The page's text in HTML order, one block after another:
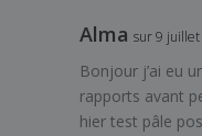
Alma sur 9
Bonjour j’ai eu
rapports avant
hier test pâle